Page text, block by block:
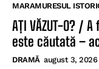
MARAMURESUL
AȚI VĂZUT-O? /
este căutată –
DRAMĂ august 3, 2026